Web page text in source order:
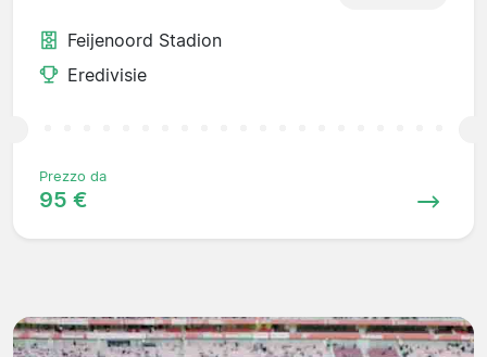
Feijenoord Stadion
Eredivisie
Prezzo da
95 €